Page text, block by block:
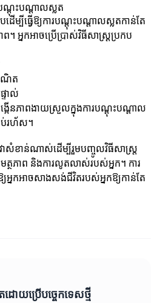
ណ្តុះបណ្តាលស្លត
បដើម្បីធ្វើឱ្យការបណ្តុះបណ្តាលស្លតកាន់តែ
អ្នកអាចប្រើប្រាស់វិធីសាស្ត្រប្រកប
ណិត
ទាល់
កើនភាពងាយស្រួលក្នុងការបណ្តុះបណ្តាល
ប់រហ័ស។
ាសំខាន់ណាស់ដើម្បីរួមបញ្ចូលវិធីសាស្ត្រ
ភាព និងការលូតលាស់របស់អ្នក។ ការ
នកអាចសាងសង់ជីវិតរបស់អ្នកឱ្យកាន់តែ
ោយប្រើបច្ចេកទេសថ្មី